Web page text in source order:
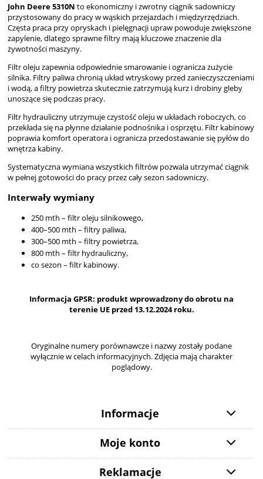
John Deere 5310N to ekonomiczny i zwrotny ciągnik sadowniczy
przystosowany do pracy w wąskich przejazdach i międzyrzędziach.
Częsta praca przy opryskach i pielęgnacji upraw powoduje zwiększone
zapylenie, dlatego sprawne filtry mają kluczowe znaczenie dla
żywotności maszyny.
Filtr oleju zapewnia odpowiednie smarowanie i ogranicza zużycie
silnika. Filtry paliwa chronią układ wtryskowy przed zanieczyszczeniami
i wodą, a filtry powietrza skutecznie zatrzymują kurz i drobiny gleby
unoszące się podczas pracy.
Filtr hydrauliczny utrzymuje czystość oleju w układach roboczych, co
przekłada się na płynne działanie podnośnika i osprzętu. Filtr kabinowy
poprawia komfort operatora i ogranicza przedostawanie się pyłów do
wnętrza kabiny.
Systematyczna wymiana wszystkich filtrów pozwala utrzymać ciągnik
w pełnej gotowości do pracy przez cały sezon sadowniczy.
Interwały wymiany
250 mth – filtr oleju silnikowego,
400–500 mth – filtry paliwa,
300–500 mth – filtry powietrza,
800 mth – filtr hydrauliczny,
co sezon – filtr kabinowy.
Informacja GPSR: produkt wprowadzony do obrotu na
terenie UE przed 13.12.2024 roku.
Oryginalne numery porównawcze i nazwy zostały podane
wyłącznie w celach informacyjnych. Zdjęcia mają charakter
poglądowy.
Informacje
Moje konto
Reklamacje